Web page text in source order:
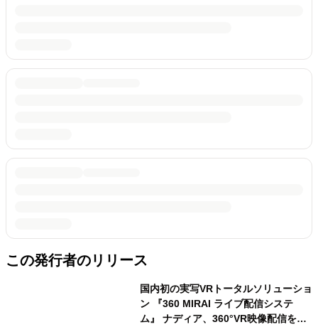
この発行者のリリース
国内初の実写VRトータルソリューショ
ン 『360 MIRAI ライブ配信システ
ム』 ナディア、360°VR映像配信を提